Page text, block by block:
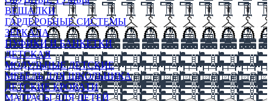
ВЕШАЛКИ
ГАРДЕРОБНЫЕ СИСТЕМЫ
ЗЕРКАЛА
ПУФИКИ И БАНКЕТКИ
ДЕТСКАЯ
МОДУЛЬНЫЕ ДЕТСКИЕ
МЕБЕЛЬ ДЛЯ ШКОЛЬНИКА
ДЕТСКИЕ КРОВАТИ
МАТРАСЫ ДЛЯ ДЕТЕЙ